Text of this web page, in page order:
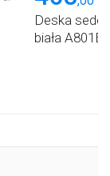
Deska
biała